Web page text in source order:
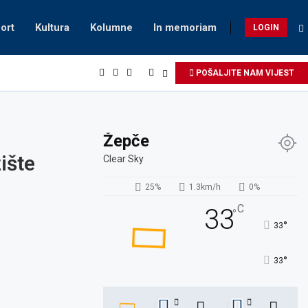
Kultura Kolumne In memoriam LOGIN
POŠALJITE NAM VIJEST
Žepče
Clear Sky
25% 1.3km/h 0%
33°C
33°
33°